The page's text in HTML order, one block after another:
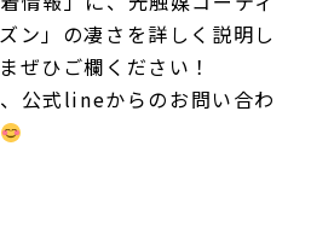
ン」の凄さを詳しく説明し
ぜひご欄ください！
公式lineからのお問い合わ